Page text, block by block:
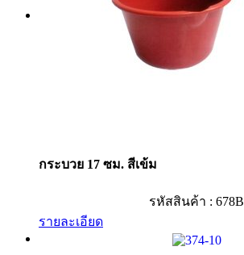
กระบวย 17 ซม. สีเข้ม
รหัสสินค้า : 678B
รายละเอียด